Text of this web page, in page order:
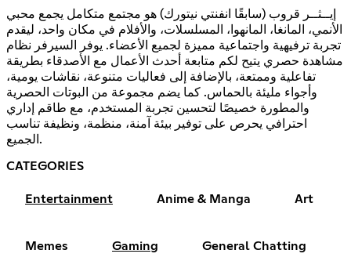
إيــثــر قروب (سابقًا انفنتي نيتورك) هو مجتمع متكامل يجمع محبي
الأنمي، المانغا، المانهوا، المسلسلات، والأفلام في مكان واحد، ليقدم
تجربة ترفيهية واجتماعية مميزة لجميع الأعضاء. يوفر السيرفر نظام
مشاهدة حصري يتيح لكم متابعة أحدث الأعمال مع الأصدقاء بطريقة
تفاعلية وممتعة، بالإضافة إلى فعاليات متنوعة، نقاشات يومية،
وأجواء مليئة بالحماس. كما يضم مجموعة من البوتات الحصرية
والمطورة خصيصًا لتحسين تجربة المستخدم، مع طاقم إداري
احترافي يحرص على توفير بيئة آمنة، منظمة، ونظيفة تناسب
الجميع.
CATEGORIES
Entertainment Anime & Manga Art
Memes Gaming General Chatting